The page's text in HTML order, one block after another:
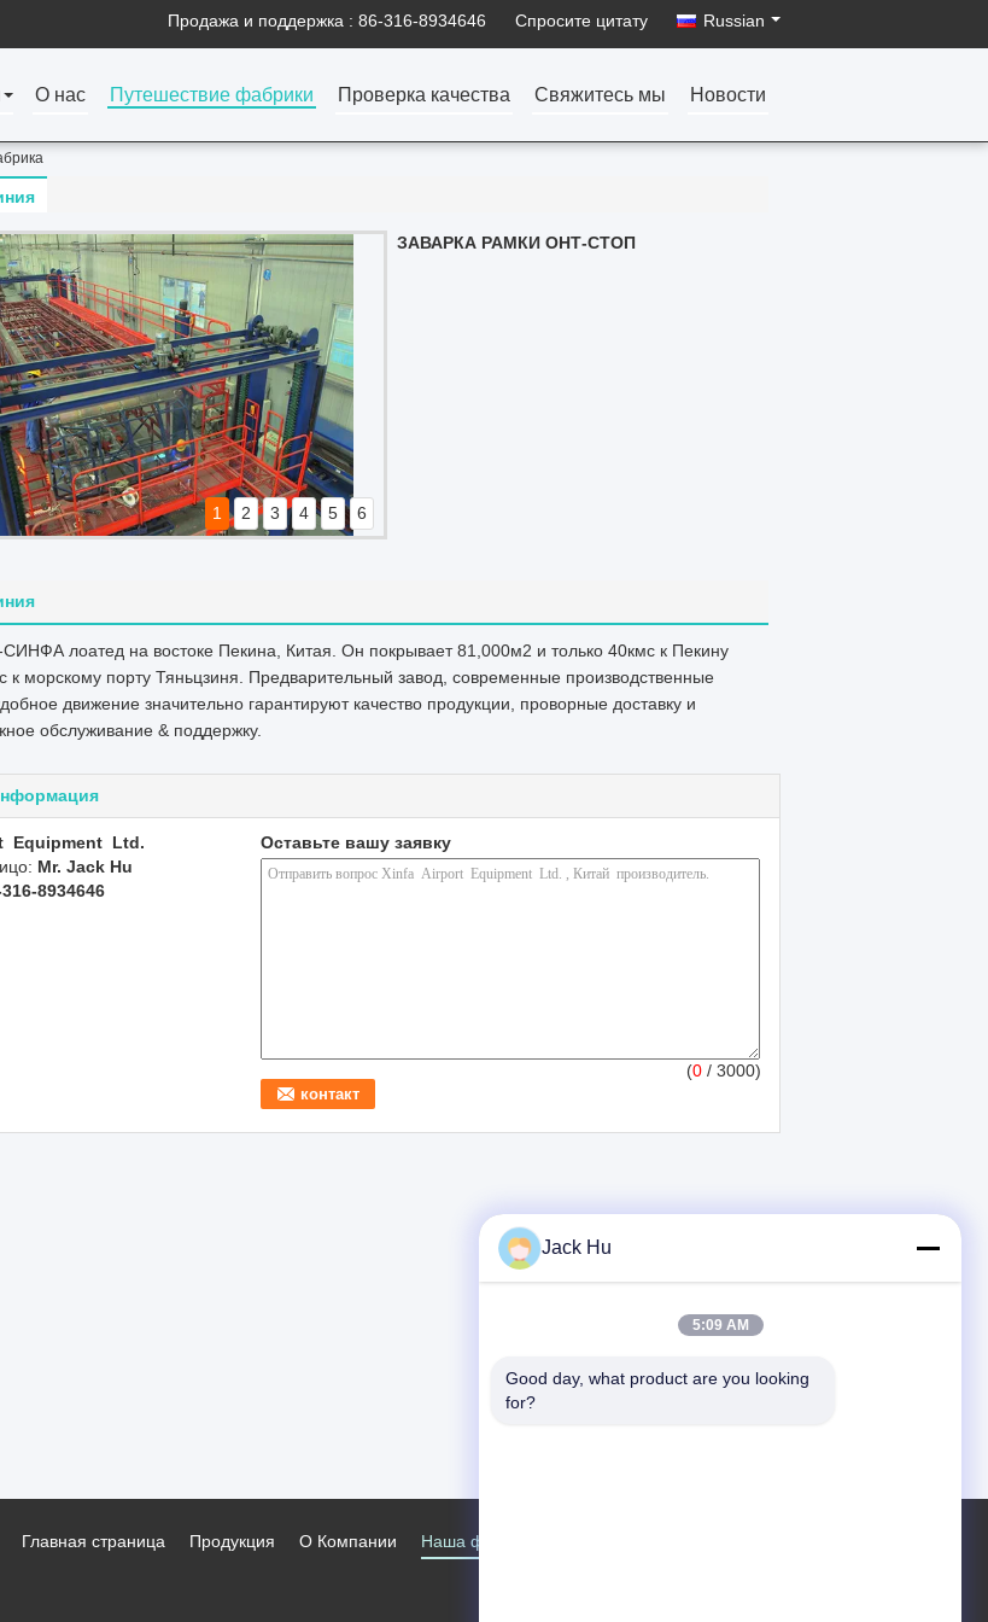
Продажа и поддержка : 86-316-8934646 Спросите цитату Russian
О нас Путешествие фабрики Проверка качества Свяжитесь мы Новости
1 2 3 4 5
6
4С
ОКНА СЭМИ-АУТО
резки
ЛИНИЯ КАРТИНЫ ДРАВЭР-СТИЛЭ
лоатед на востоке Пекина, Китая. Он покрывает 81,000м2 и только 40кмс к Пекину
к морскому порту Тяньцзиня. Предварительный завод, современные производственные
движение значительно гарантируют качество продукции, проворные доставку и
обслуживание & поддержку.
Equipment Ltd.
Mr. Jack Hu
8934646
Оставьте вашу заявку
(0 / 3000)
Наша фабрика
О Компании
Продукция
Главная страница
Jack Hu
5:09 AM
Good day, what product are you looking
for?